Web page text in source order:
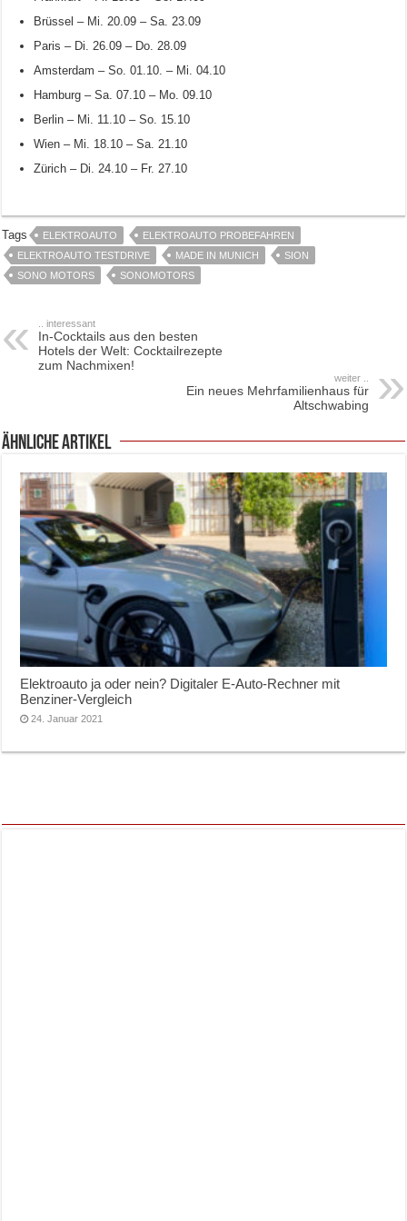
Brüssel – Mi. 20.09 – Sa. 23.09
Paris – Di. 26.09 – Do. 28.09
Amsterdam – So. 01.10. – Mi. 04.10
Hamburg – Sa. 07.10 – Mo. 09.10
Berlin – Mi. 11.10 – So. 15.10
Wien – Mi. 18.10 – Sa. 21.10
Zürich – Di. 24.10 – Fr. 27.10
Tags ELEKTROAUTO
ELEKTROAUTO PROBEFAHREN
ELEKTROAUTO TESTDRIVE
MADE IN MUNICH
SION
SONO MOTORS
SONOMOTORS
.. interessant
In-Cocktails aus den besten
Hotels der Welt: Cocktailrezepte
zum Nachmixen!
weiter ..
Ein neues Mehrfamilienhaus für
Altschwabing
ähnliche Artikel
Elektroauto ja oder nein? Digitaler E-Auto-Rechner mit
Benziner-Vergleich
24. Januar 2021